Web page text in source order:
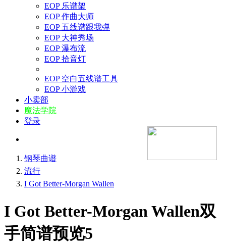
EOP 乐谱架
EOP 作曲大师
EOP 五线谱跟我弹
EOP 大神秀场
EOP 瀑布流
EOP 拾音灯
EOP 空白五线谱工具
EOP 小游戏
小卖部
魔法学院
登录
钢琴曲谱
流行
I Got Better-Morgan Wallen
I Got Better-Morgan Wallen双
手简谱预览5